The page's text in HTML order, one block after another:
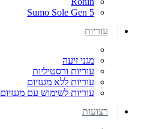
Sumo Sole Gen 5
עוריות
מגני זיעה
עוריות ורסטיליות
עוריות ללא מגנזיום
עוריות לשימוש עם מגנזיום
רצועות